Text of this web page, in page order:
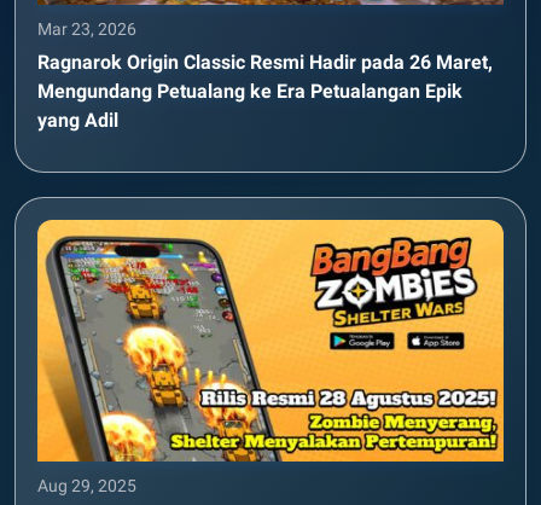
Mar 23, 2026
Ragnarok Origin Classic Resmi Hadir pada 26 Maret,
Mengundang Petualang ke Era Petualangan Epik
yang Adil
Aug 29, 2025